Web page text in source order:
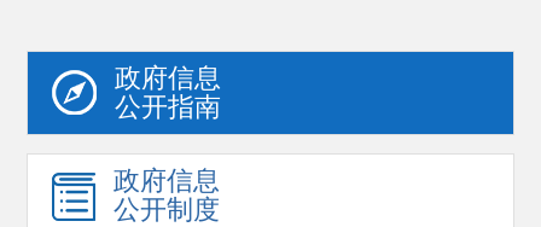
政府信息
公开指南
政府信息
公开制度